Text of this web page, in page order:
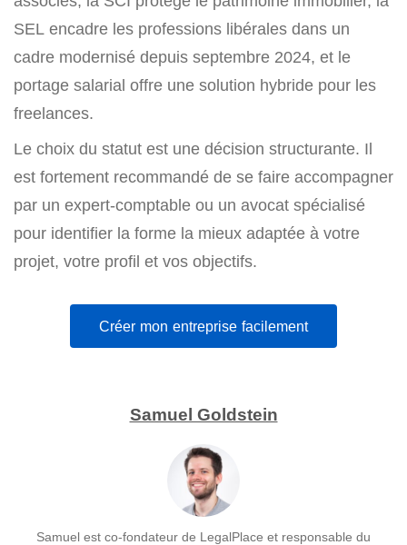
SEL encadre les professions libérales dans un
cadre modernisé depuis septembre 2024, et le
portage salarial offre une solution hybride pour les
freelances.
Le choix du statut est une décision structurante. Il
est fortement recommandé de se faire accompagner
par un expert-comptable ou un avocat spécialisé
pour identifier la forme la mieux adaptée à votre
projet, votre profil et vos objectifs.
Créer mon entreprise facilement
Samuel Goldstein
Samuel est co-fondateur de LegalPlace et responsable du